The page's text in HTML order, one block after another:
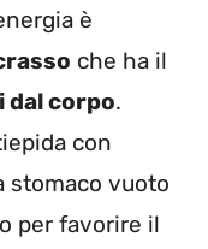
è
che ha il
corpo.
con
stomaco vuoto
per favorire il